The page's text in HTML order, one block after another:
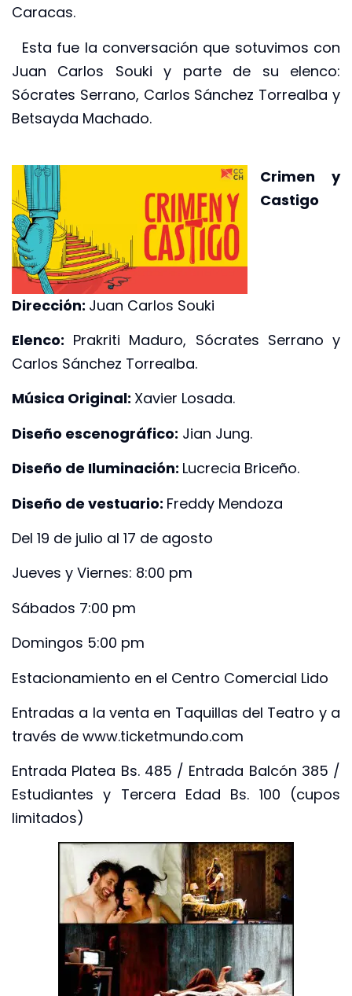
Caracas.
Esta fue la conversación que sotuvimos con
Juan Carlos Souki y parte de su elenco:
Sócrates Serrano, Carlos Sánchez Torrealba y
Betsayda Machado.
Crimen y
Castigo
Dirección: Juan Carlos Souki
Elenco: Prakriti Maduro, Sócrates Serrano y
Carlos Sánchez Torrealba.
Música Original: Xavier Losada.
Diseño escenográfico: Jian Jung.
Diseño de Iluminación: Lucrecia Briceño.
Diseño de vestuario: Freddy Mendoza
Del 19 de julio al 17 de agosto
Jueves y Viernes: 8:00 pm
Sábados 7:00 pm
Domingos 5:00 pm
Estacionamiento en el Centro Comercial Lido
Entradas a la venta en Taquillas del Teatro y a
través de www.ticketmundo.com
Entrada Platea Bs. 485 / Entrada Balcón 385 /
Estudiantes y Tercera Edad Bs. 100 (cupos
limitados)